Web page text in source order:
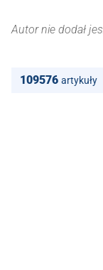
Autor nie dodał
109576 artykuły